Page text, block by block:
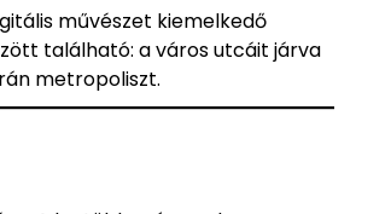
művészet kiemelkedő
található: a város utcáit járva
metropoliszt.